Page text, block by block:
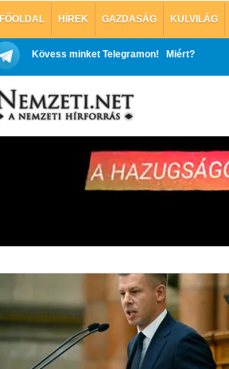
FŐOLDAL HÍREK GAZDASÁG KÜLVILÁG
Kövess minket Telegramon! Miért?